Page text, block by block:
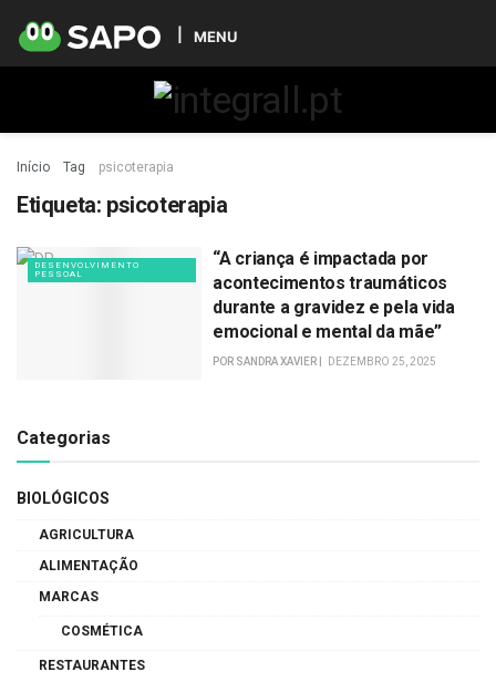
MENU
Início Tag psicoterapia
Etiqueta: psicoterapia
DESENVOLVIMENTO
PESSOAL
“A criança é impactada por
acontecimentos traumáticos
durante a gravidez e pela vida
emocional e mental da mãe”
POR SANDRA XAVIER DEZEMBRO 25, 2025
Categorias
BIOLÓGICOS
AGRICULTURA
ALIMENTAÇÃO
MARCAS
COSMÉTICA
RESTAURANTES